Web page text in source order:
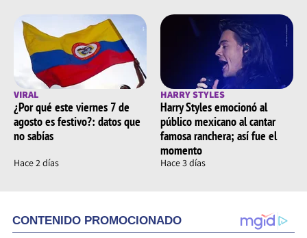
VIRAL
¿Por qué este viernes 7 de
agosto es festivo?: datos que
no sabías
Hace 2 días
HARRY STYLES
Harry Styles emocionó al
público mexicano al cantar
famosa ranchera; así fue el
momento
Hace 3 días